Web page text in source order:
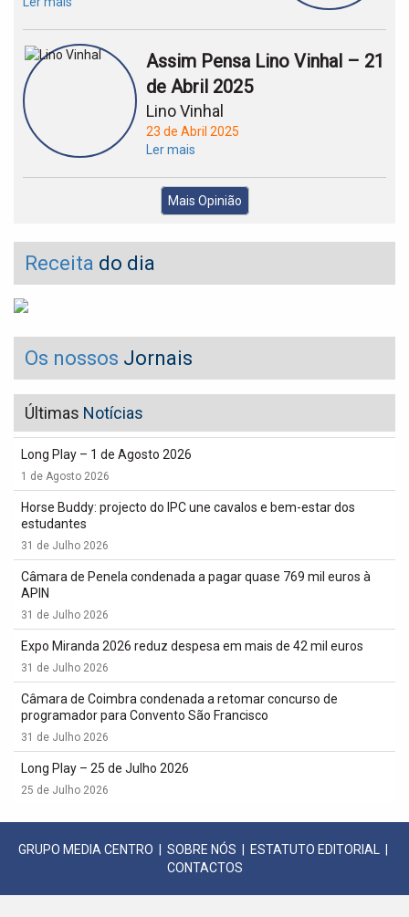
Assim Pensa Lino Vinhal – 21
de Abril 2025
Lino Vinhal
23 de Abril 2025
Ler mais
Mais Opinião
Receita do dia
Os nossos Jornais
Últimas Notícias
Long Play – 1 de Agosto 2026
1 de Agosto 2026
Horse Buddy: projecto do IPC une cavalos e bem-estar dos
estudantes
31 de Julho 2026
Câmara de Penela condenada a pagar quase 769 mil euros à
APIN
31 de Julho 2026
Expo Miranda 2026 reduz despesa em mais de 42 mil euros
31 de Julho 2026
Câmara de Coimbra condenada a retomar concurso de
programador para Convento São Francisco
31 de Julho 2026
Long Play – 25 de Julho 2026
25 de Julho 2026
GRUPO MEDIA CENTRO SOBRE NÓS ESTATUTO EDITORIAL
CONTACTOS